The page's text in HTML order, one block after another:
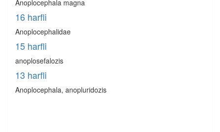
Anoplocephala magna
16 harfli
Anoplocephalidae
15 harfli
anoplosefalozis
13 harfli
Anoplocephala, anopluridozis